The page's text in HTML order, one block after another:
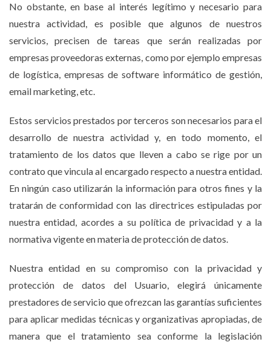
No obstante, en base al interés legítimo y necesario para
nuestra actividad, es posible que algunos de nuestros
servicios, precisen de tareas que serán realizadas por
empresas proveedoras externas, como por ejemplo empresas
de logística, empresas de software informático de gestión,
email marketing, etc.
Estos servicios prestados por terceros son necesarios para el
desarrollo de nuestra actividad y, en todo momento, el
tratamiento de los datos que lleven a cabo se rige por un
contrato que vincula al encargado respecto a nuestra entidad.
En ningún caso utilizarán la información para otros fines y la
tratarán de conformidad con las directrices estipuladas por
nuestra entidad, acordes a su política de privacidad y a la
normativa vigente en materia de protección de datos.
Nuestra entidad en su compromiso con la privacidad y
protección de datos del Usuario, elegirá únicamente
prestadores de servicio que ofrezcan las garantías suficientes
para aplicar medidas técnicas y organizativas apropiadas, de
manera que el tratamiento sea conforme la legislación